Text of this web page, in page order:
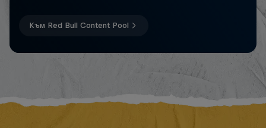
Към Red Bull Content Pool